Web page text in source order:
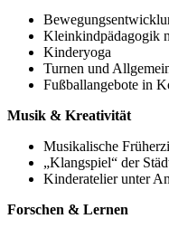
Kleinkindpädagogik
Kinderyoga
Turnen und
Fußballangebote in
Musik & Kreativität
Musikalische
„Klangspiel“ der
Kinderatelier unter
Forschen & Lernen